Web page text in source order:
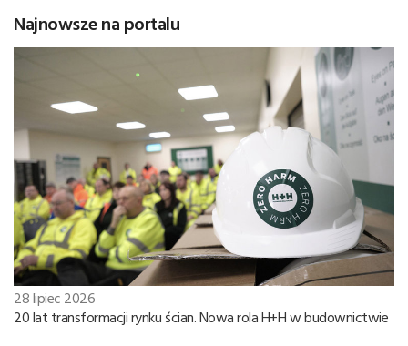
Najnowsze na portalu
28 lipiec 2026
20 lat transformacji rynku ścian. Nowa rola H+H w budownictwie